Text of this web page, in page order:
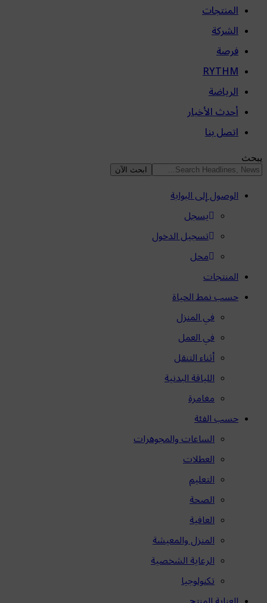
المنتجات
الشركة
فرصة
RYTHM
الرياضة
أحدث الأخبار
اتصل بنا
يبحث
الوصول إلى البوابة
يسجل
تسجيل الدخول
محل
المنتجات
حسب نمط الحياة
في المنزل
في العمل
أثناء التنقل
اللياقة البدنية
مغامرة
حسب الفئة
الساعات والمجوهرات
العطلات
التعليم
الصحة
العافية
المنزل والمعيشة
الرعاية الشخصية
تكنولوجيا